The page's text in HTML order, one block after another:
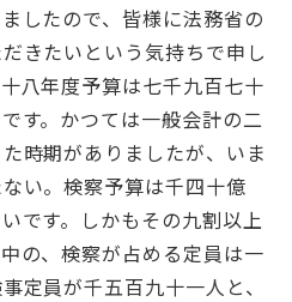
したので、皆様に法務省の
きたいという気持ちで申し
八年度予算は七千九百七十
す。かつては一般会計の二
時期がありましたが、いま
い。検察予算は千四十億
です。しかもその九割以上
の、検察が占める定員は一
定員が千五百九十一人と、